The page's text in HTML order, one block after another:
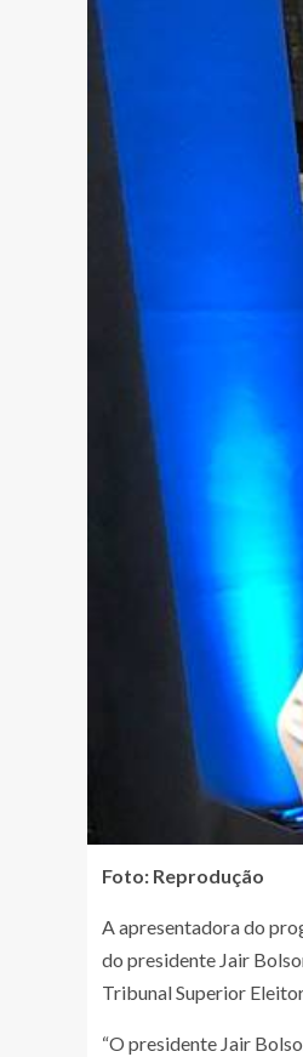
Foto: Reprodução
A apresentadora do
do presidente Jair
Tribunal Superior
“O presidente Jair